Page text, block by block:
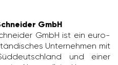
GmbH
GmbH ist ein euro­
Unter­nehmen mit
und einer